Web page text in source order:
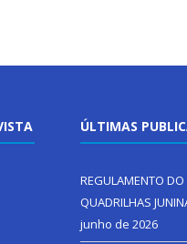
ÚLTIMAS
REGULAMENTO
QUADRILHAS
junho de 2026